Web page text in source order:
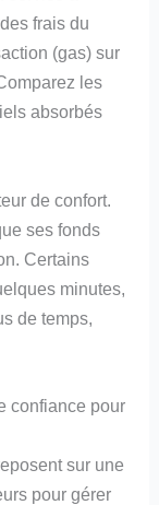
frais du
(gas) sur
les
absorbés
de confort.
ses fonds
Certains
minutes,
de temps,
confiance pour
sur une
pour gérer